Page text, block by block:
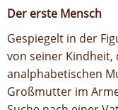
Der erste Mensch
Gespiegelt in der
von seiner
analphabetischen
Großmutter im